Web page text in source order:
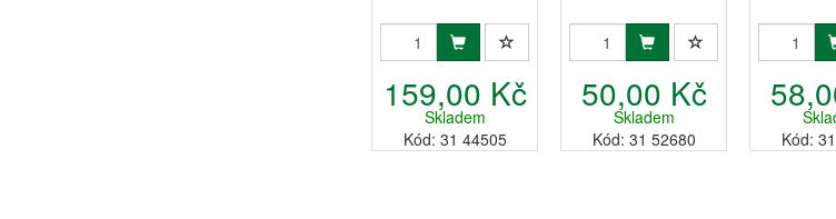
159,00 Kč
Skladem
Kód: 31 44505
50,00 Kč
Skladem
Kód: 31 52680
Kód: